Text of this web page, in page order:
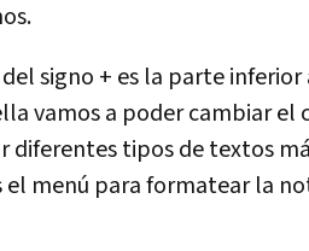
signo + es la parte inferior
vamos a poder cambiar
diferentes tipos de textos
el menú para formatear la